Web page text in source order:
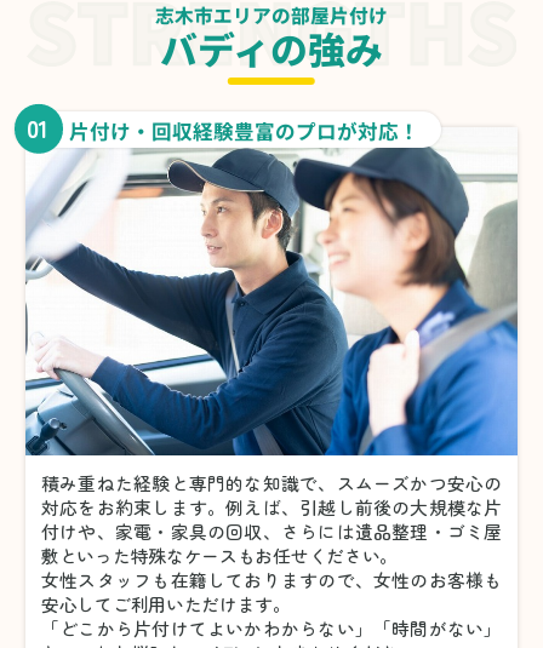
志木市エリアの部屋片付け
バディの強み
01 片付け・回収経験豊富のプロが対応！
積み重ねた経験と専門的な知識で、スムーズかつ安心の
対応をお約束します。例えば、引越し前後の大規模な片
付けや、家電・家具の回収、さらには遺品整理・ゴミ屋
敷といった特殊なケースもお任せください。
女性スタッフも在籍しておりますので、女性のお客様も
安心してご利用いただけます。
「どこから片付けてよいかわからない」「時間がない」